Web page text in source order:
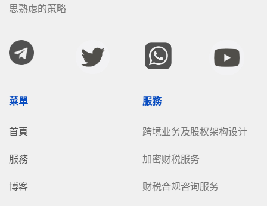
思熟虑的策略
菜單
首頁
服務
博客
服務
跨境业务及股权架构设计
加密财税服务
财税合规咨询服务